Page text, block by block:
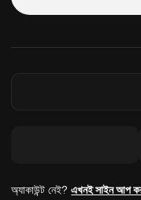
অ্যাকাউন্ট নেই?এখনই সাইন আপ